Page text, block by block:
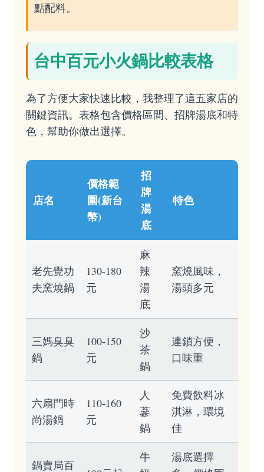
點配料。
台中百元小火鍋比較表格
為了方便大家快速比較，我整理了這五家店的
關鍵資訊。表格包含價格區間、招牌湯底和特
色，幫助你做出選擇。
店名
價格範
圍(新台
幣)
招
牌
湯
底
特色
老先覺功
夫窯燒鍋
130-180
元
麻
辣
湯
底
窯燒風味，
湯頭多元
三媽臭臭
鍋
100-150
元
沙
茶
鍋
連鎖方便，
口味重
六扇門時
尚湯鍋
110-160
元
人
蔘
鍋
免費飲料冰
淇淋，環境
佳
鍋賣局百
牛
湯底選擇